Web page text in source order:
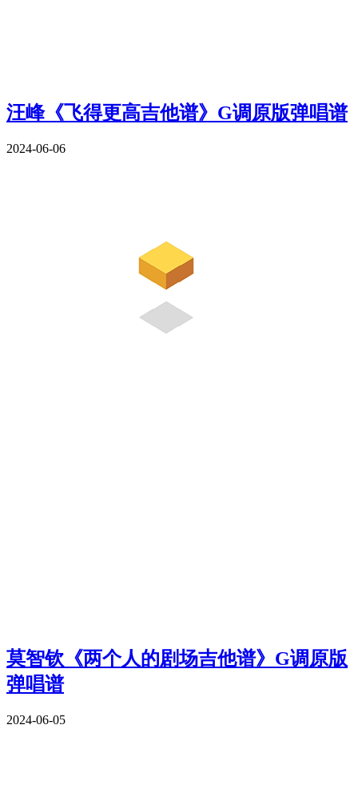
汪峰《飞得更高吉他谱》G调原版弹唱谱
2024-06-06
莫智钦《两个人的剧场吉他谱》G调原版
弹唱谱
2024-06-05